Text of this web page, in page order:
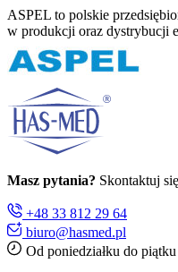
ASPEL to polskie
w produkcji oraz dystrybucji
Masz pytania? Skontaktuj
+48 33 812 29 64
biuro@hasmed.pl
Od poniedziałku do